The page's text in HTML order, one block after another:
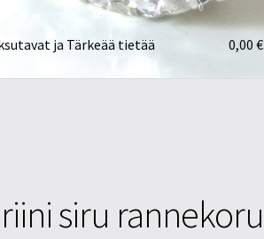
ja Tärkeää tietää 0,00 €
siru rannekoru